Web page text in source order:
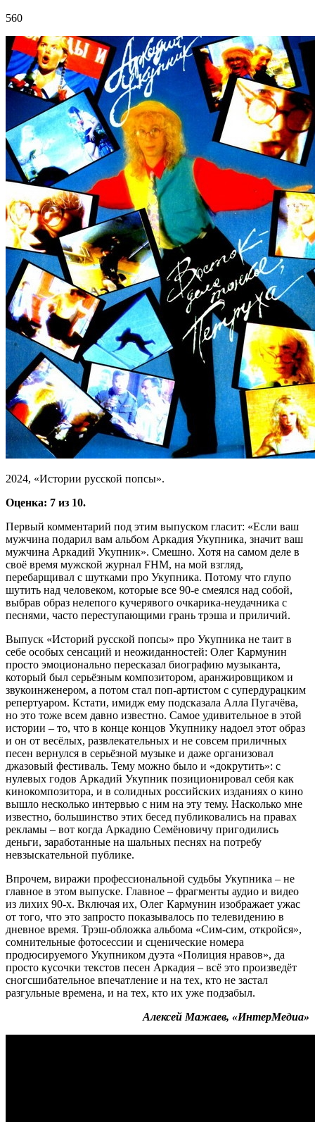
560
2024, «Истории русской попсы».
Оценка: 7 из 10.
Первый комментарий под этим выпуском гласит: «Если ваш
мужчина подарил вам альбом Аркадия Укупника, значит ваш
мужчина Аркадий Укупник». Смешно. Хотя на самом деле в
своё время мужской журнал FHM, на мой взгляд,
перебарщивал с шутками про Укупника. Потому что глупо
шутить над человеком, которые все 90-е смеялся над собой,
выбрав образ нелепого кучерявого очкарика-неудачника с
песнями, часто переступающими грань трэша и приличий.
Выпуск «Историй русской попсы» про Укупника не таит в
себе особых сенсаций и неожиданностей: Олег Кармунин
просто эмоционально пересказал биографию музыканта,
который был серьёзным композитором, аранжировщиком и
звукоинженером, а потом стал поп-артистом с супердурацким
репертуаром. Кстати, имидж ему подсказала Алла Пугачёва,
но это тоже всем давно известно. Самое удивительное в этой
истории – то, что в конце концов Укупнику надоел этот образ
и он от весёлых, развлекательных и не совсем приличных
песен вернулся в серьёзной музыке и даже организовал
джазовый фестиваль. Тему можно было и «докрутить»: с
нулевых годов Аркадий Укупник позиционировал себя как
кинокомпозитора, и в солидных российских изданиях о кино
вышло несколько интервью с ним на эту тему. Насколько мне
известно, большинство этих бесед публиковались на правах
рекламы – вот когда Аркадию Семёновичу пригодились
деньги, заработанные на шальных песнях на потребу
невзыскательной публике.
Впрочем, виражи профессиональной судьбы Укупника – не
главное в этом выпуске. Главное – фрагменты аудио и видео
из лихих 90-х. Включая их, Олег Кармунин изображает ужас
от того, что это запросто показывалось по телевидению в
дневное время. Трэш-обложка альбома «Сим-сим, откройся»,
сомнительные фотосессии и сценические номера
продюсируемого Укупником дуэта «Полиция нравов», да
просто кусочки текстов песен Аркадия – всё это произведёт
сногсшибательное впечатление и на тех, кто не застал
разгульные времена, и на тех, кто их уже подзабыл.
Алексей Мажаев, «ИнтерМедиа»